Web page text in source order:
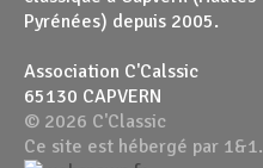
Pyrénées) depuis 2005.
Association C'Calssic
65130 CAPVERN
© 2026 C'Classic
Ce site est hébergé par 1&1.